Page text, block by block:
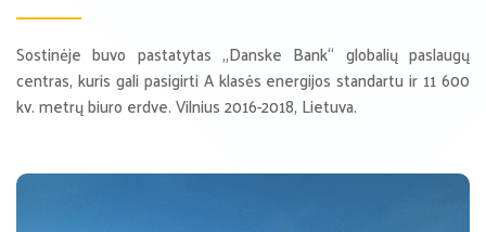
Sostinėje buvo pastatytas „Danske Bank“ globalių paslaugų
centras, kuris gali pasigirti A klasės energijos standartu ir 11 600
kv. metrų biuro erdve. Vilnius 2016-2018, Lietuva.